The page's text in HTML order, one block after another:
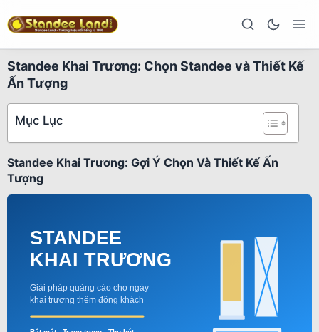
Standee Khai Trương: Chọn Standee và Thiết Kế
Ấn Tượng
Mục Lục
Standee Khai Trương: Gợi Ý Chọn Và Thiết Kế Ấn
Tượng